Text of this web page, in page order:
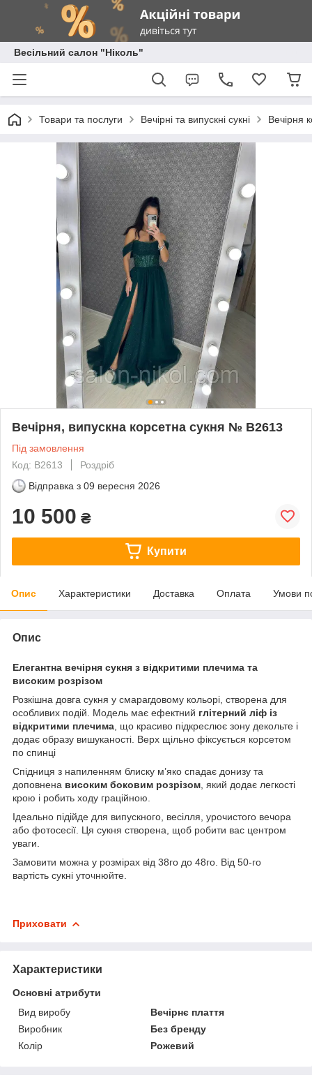
Весільний салон "Ніколь"
Товари та послуги Вечірні та випускні сукні Вечірня
Вечірня, випускна корсетна сукня № В2613
Під замовлення
Код: В2613
Роздріб
Відправка з 09 вересня 2026
10 500 ₴
Купити
Опис Характеристики Доставка Оплата Умови
Опис
Елегантна вечірня сукня з відкритими плечима та
високим розрізом
Розкішна довга сукня у смарагдовому кольорі, створена для
особливих подій. Модель має ефектний глітерний ліф із
відкритими плечима , що красиво підкреслює зону декольте і
додає образу вишуканості. Верх щільно фіксується корсетом
по спинці
Спідниця з напиленням блиску м’яко спадає донизу та
доповнена високим боковим розрізом , який додає легкості
крою і робить ходу граційною.
Ідеально підійде для випускного, весілля, урочистого вечора
або фотосесії. Ця сукня створена, щоб робити вас центром
уваги.
Замовити можна у розмірах від 38го до 48го. Від 50-го
вартість сукні уточнюйте.
Приховати
Характеристики
Основні атрибути
Вид виробу
Вечірнє плаття
Виробник
Без бренду
Колір
Рожевий